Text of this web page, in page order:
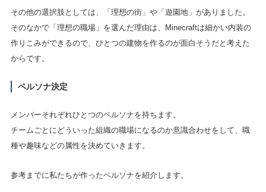
その他の選択肢としては、「理想の街」や「遊園地」がありました。
そのなかで「理想の職場」を選んだ理由は、Minecraftは細かい内装の
作りこみができるので、ひとつの建物を作るのが面白そうだと考えた
からです。
ペルソナ決定
メンバーそれぞれひとつのペルソナを持ちます。
チームごとにどういった組織の職場になるのか意識合わせをして、職
種や趣味などの属性を決めていきます。
参考までに私たちが作ったペルソナを紹介します。